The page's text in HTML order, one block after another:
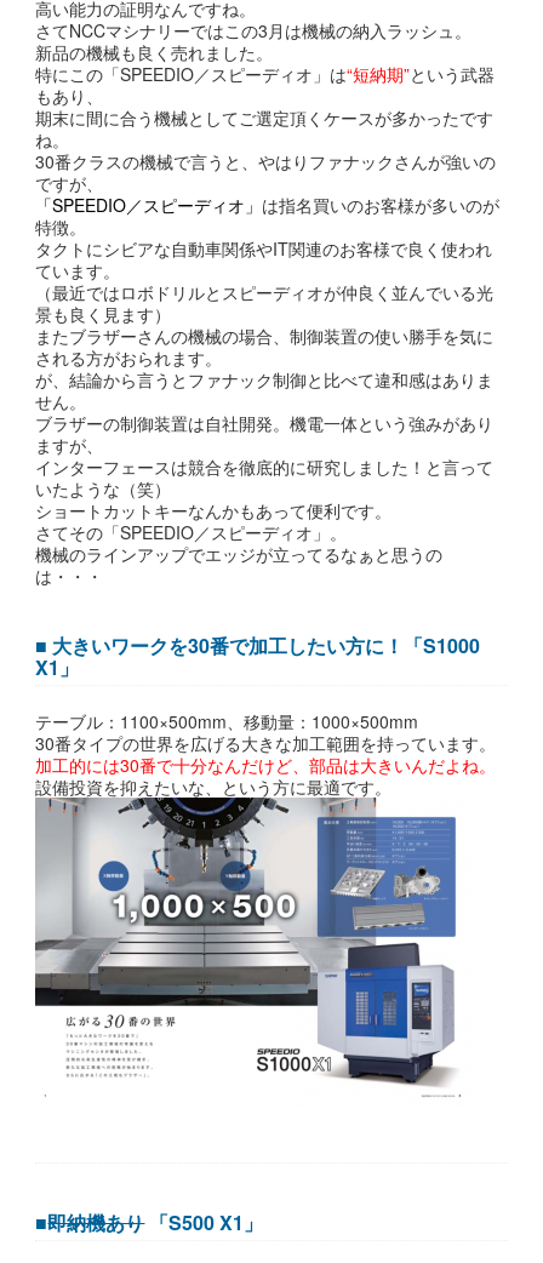
高い能力の証明なんですね。
さてNCCマシナリーではこの3月は機械の納入ラッシュ。
新品の機械も良く売れました。
特にこの「SPEEDIO／スピーディオ」は“短納期”という武器
もあり、
期末に間に合う機械としてご選定頂くケースが多かったです
ね。
30番クラスの機械で言うと、やはりファナックさんが強いの
ですが、
「SPEEDIO／スピーディオ」 は指名買いのお客様が多いのが
特徴。
タクトにシビアな自動車関係やIT関連のお客様で良く使われ
ています。
（最近ではロボドリルとスピーディオが仲良く並んでいる光
景も良く見ます）
またブラザーさんの機械の場合、制御装置の使い勝手を気に
される方がおられます。
が、結論から言うとファナック制御と比べて違和感はありま
せん。
ブラザーの制御装置は自社開発。機電一体という強みがあり
ますが、
インターフェースは競合を徹底的に研究しました！と言って
いたような（笑）
ショートカットキーなんかもあって便利です。
さてその「SPEEDIO／スピーディオ」。
機械のラインアップでエッジが立ってるなぁと思うの
は・・・
■ 大きいワークを30番で加工したい方に！「S1000
X1」
テーブル：1100×500mm、移動量：1000×500mm
30番タイプの世界を広げる大きな加工範囲を持っています。
加工的には30番で十分なんだけど、部品は大きいんだよね。
設備投資を抑えたいな、という方に最適です。
■即納機あり「S500 X1」